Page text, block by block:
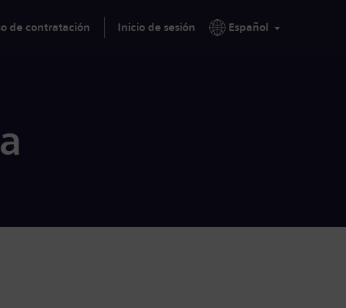
de contratación Inicio de sesión Español